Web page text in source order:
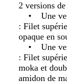
2 versions
• Une
: Filet
opaque en
• Une
: Filet
moka et
amidon de